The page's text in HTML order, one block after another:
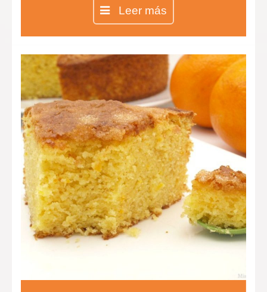
la tarta de queso sin horno o la
clásica, lo más importante es su
exquisito sabor.
Leer más